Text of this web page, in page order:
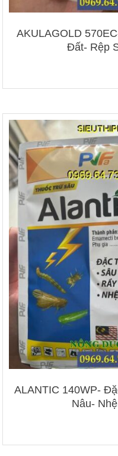
AKULAGOLD
Đất- Rệp
ALANTIC 140WP-
Nâu-